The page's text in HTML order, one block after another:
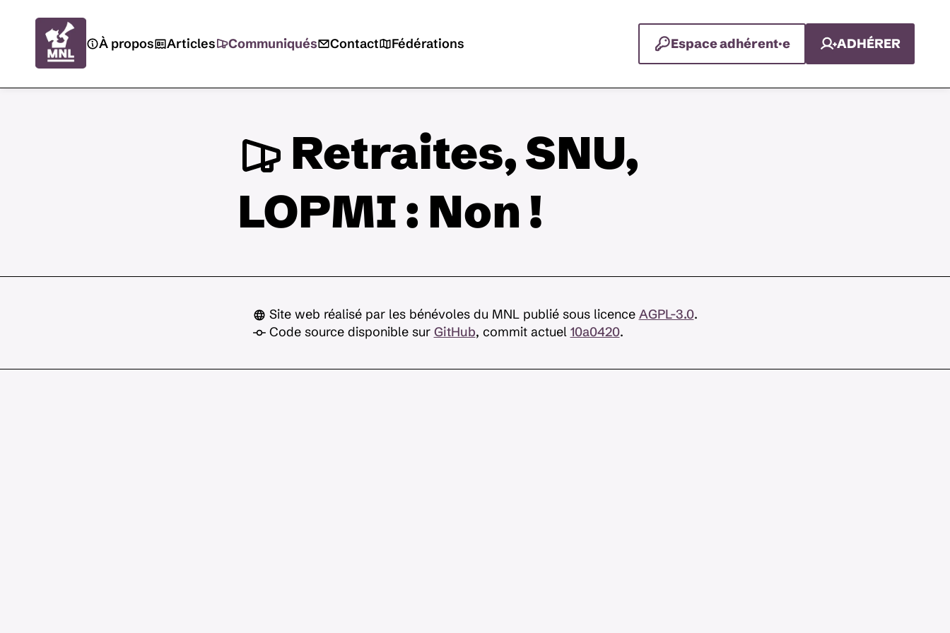
À propos Articles Communiqués Contact Fédérations Espace adhérent·e ADHÉRER
Retraites, SNU,
LOPMI : Non !
Site web réalisé par les bénévoles du MNL publié sous licence AGPL-3.0.
Code source disponible sur GitHub, commit actuel 10a0420.